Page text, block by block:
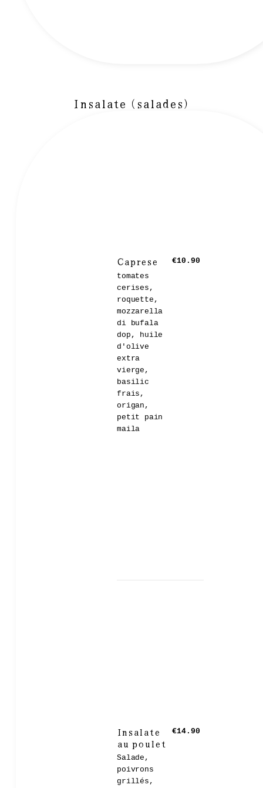
Insalate (salades)
Caprese
tomates
cerises,
roquette,
mozzarella
di bufala
dop, huile
d'olive
extra
vierge,
basilic
frais,
origan,
petit pain
maila
€10.90
Insalate
au poulet
Salade,
poivrons
grillés,
€14.90